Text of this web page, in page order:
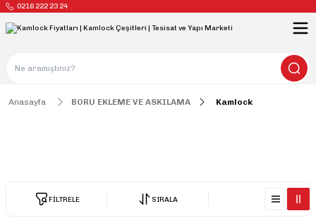
0216 222 23 24
Anasayfa BORU EKLEME VE ASKILAMA Kamlock
FİLTRELE SIRALA